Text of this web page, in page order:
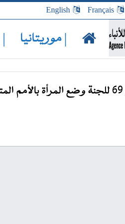
Français
English
| موريتانيا